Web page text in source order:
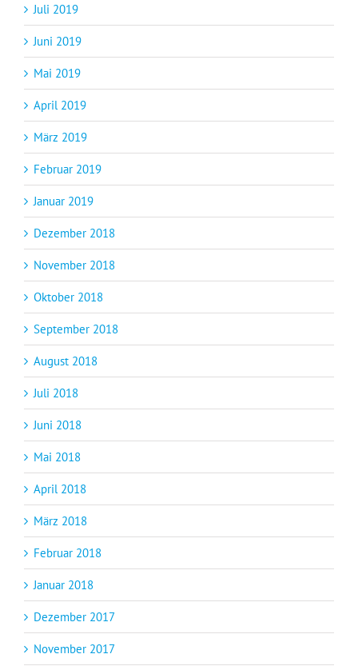
Juli 2019
Juni 2019
Mai 2019
April 2019
März 2019
Februar 2019
Januar 2019
Dezember 2018
November 2018
Oktober 2018
September 2018
August 2018
Juli 2018
Juni 2018
Mai 2018
April 2018
März 2018
Februar 2018
Januar 2018
Dezember 2017
November 2017